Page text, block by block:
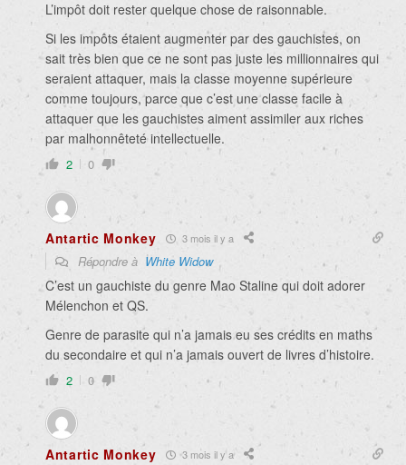
L’impôt doit rester quelque chose de raisonnable.
Si les impôts étaient augmenter par des gauchistes, on
sait très bien que ce ne sont pas juste les millionnaires qui
seraient attaquer, mais la classe moyenne supérieure
comme toujours, parce que c’est une classe facile à
attaquer que les gauchistes aiment assimiler aux riches
par malhonnêteté intellectuelle.
2 0
Antartic Monkey 3 mois il y a
Répondre à White Widow
C’est un gauchiste du genre Mao Staline qui doit adorer
Mélenchon et QS.
Genre de parasite qui n’a jamais eu ses crédits en maths
du secondaire et qui n’a jamais ouvert de livres d’histoire.
2 0
Antartic Monkey 3 mois il y a